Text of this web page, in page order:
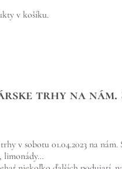
v košíku.
trhy na
v sobotu 01.04.2023 na
limonády…